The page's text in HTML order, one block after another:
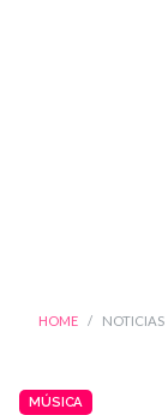
HOME NOTICIAS
MÚSICA